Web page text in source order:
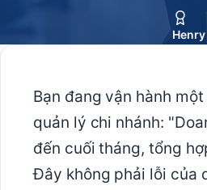
Bạn đang vận hành
quản lý chi nhánh:
đến cuối tháng, tổng
Đây không phải lỗi của